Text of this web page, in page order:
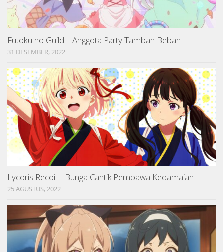
Futoku no Guild – Anggota Party Tambah Beban
31 DESEMBER, 2022
Lycoris Recoil – Bunga Cantik Pembawa Kedamaian
25 AGUSTUS, 2022